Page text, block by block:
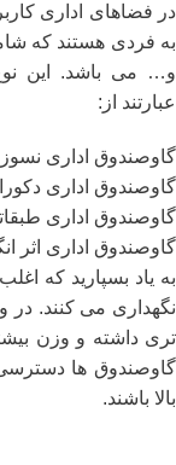
در فضاهای اداری
به فردی هستند که
عبارتند از:
گاوصندوق اداری نسوز
گاوصندوق اداری
گاوصندوق اداری
گاوصندوق اداری اثر
به یاد بسپارید که
نگهداری می کنند. در
تری داشته و وزن
گاوصندوق ها دسترسی
بالا باشند.